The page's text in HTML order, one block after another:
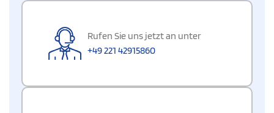
Rufen Sie uns jetzt an unter
+49 221 42915860